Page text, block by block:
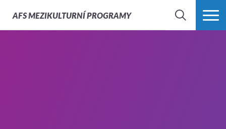
AFSMEZIKULTURNÍ PROGRAMY
HLEDAT VÍCE